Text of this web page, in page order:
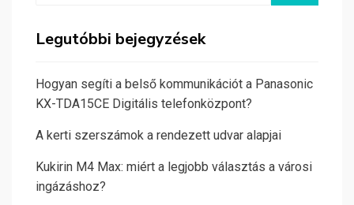
Legutóbbi bejegyzések
Hogyan segíti a belső kommunikációt a Panasonic
KX-TDA15CE Digitális telefonközpont?
A kerti szerszámok a rendezett udvar alapjai
Kukirin M4 Max: miért a legjobb választás a városi
ingázáshoz?